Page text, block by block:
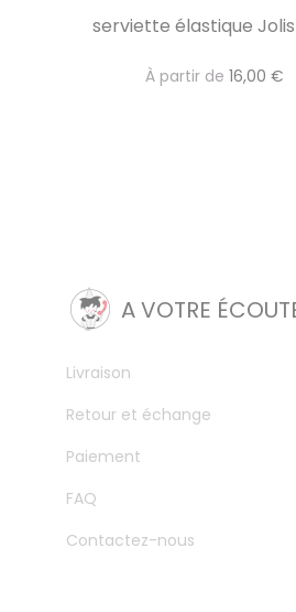
serviette élastique
À partir de 16,00 €
A VOTRE
Livraison
Retour et échange
Paiement
FAQ
Contactez-nous